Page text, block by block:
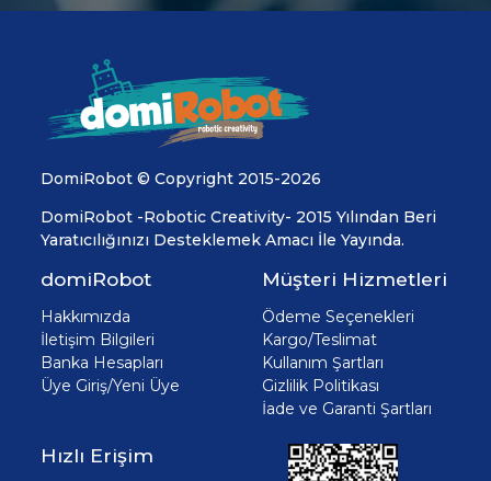
DomiRobot © Copyright 2015-2026
DomiRobot -Robotic Creativity- 2015 Yılından Beri
Yaratıcılığınızı Desteklemek Amacı İle Yayında.
domiRobot
Hakkımızda
İletişim Bilgileri
Banka Hesapları
Üye Giriş/Yeni Üye
Müşteri Hizmetleri
Ödeme Seçenekleri
Kargo/Teslimat
Kullanım Şartları
Gizlilik Politikası
İade ve Garanti Şartları
Hızlı Erişim